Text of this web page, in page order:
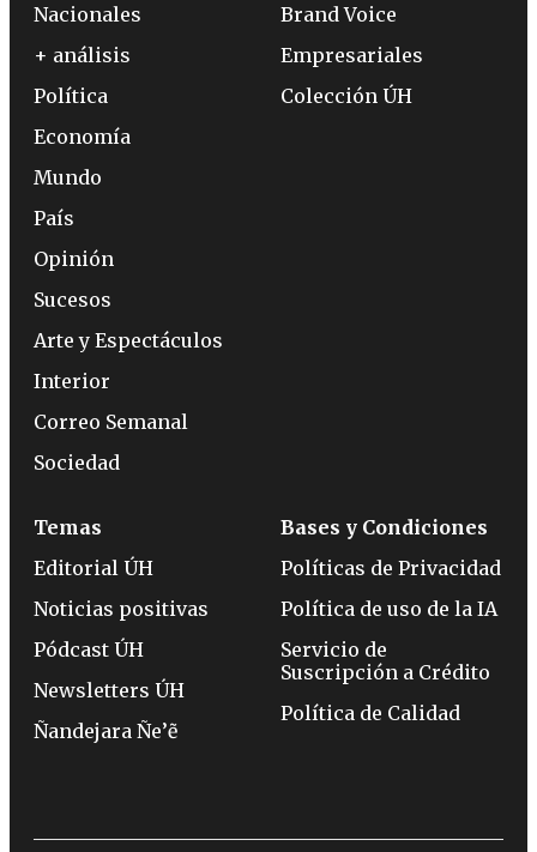
Nacionales
+ análisis
Política
Economía
Mundo
País
Opinión
Sucesos
Arte y Espectáculos
Interior
Correo Semanal
Sociedad
Brand Voice
Empresariales
Colección ÚH
Temas
Editorial ÚH
Noticias positivas
Pódcast ÚH
Newsletters ÚH
Ñandejara Ñe’ẽ
Bases y Condiciones
Políticas de Privacidad
Política de uso de la IA
Servicio de
Suscripción a Crédito
Política de Calidad